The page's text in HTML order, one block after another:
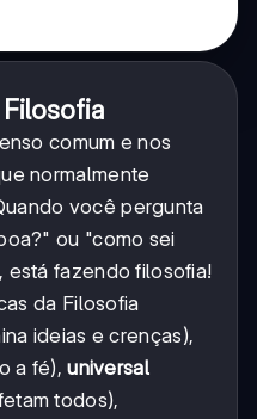
comum e nos
normalmente
você pergunta
ou "como sei
está fazendo filosofia!
da Filosofia
ideias e crenças),
a fé),universal
todos),